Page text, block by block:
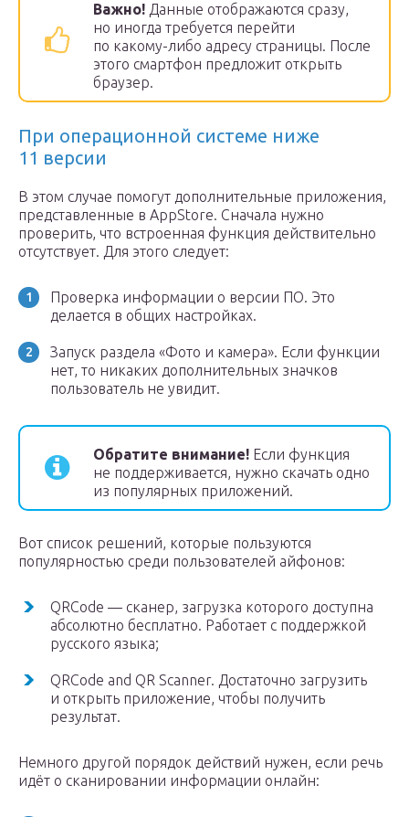
Важно! Данные отображаются сразу,
но иногда требуется перейти
по какому-либо адресу страницы. После
этого смартфон предложит открыть
браузер.
При операционной системе ниже
11 версии
В этом случае помогут дополнительные приложения,
представленные в AppStore. Сначала нужно
проверить, что встроенная функция действительно
отсутствует. Для этого следует:
Проверка информации о версии ПО. Это
делается в общих настройках.
Запуск раздела «Фото и камера». Если функции
нет, то никаких дополнительных значков
пользователь не увидит.
Обратите внимание! Если функция
не поддерживается, нужно скачать одно
из популярных приложений.
Вот список решений, которые пользуются
популярностью среди пользователей айфонов:
QRCode — сканер, загрузка которого доступна
абсолютно бесплатно. Работает с поддержкой
русского языка;
QRCode and QR Scanner. Достаточно загрузить
и открыть приложение, чтобы получить
результат.
Немного другой порядок действий нужен, если речь
идёт о сканировании информации онлайн: